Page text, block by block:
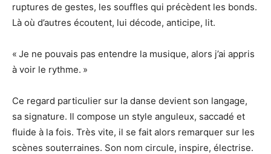
ruptures de gestes, les souffles qui précèdent les bonds.
Là où d’autres écoutent, lui décode, anticipe, lit.
« Je ne pouvais pas entendre la musique, alors j’ai appris
à voir le rythme. »
Ce regard particulier sur la danse devient son langage,
sa signature. Il compose un style anguleux, saccadé et
fluide à la fois. Très vite, il se fait alors remarquer sur les
scènes souterraines. Son nom circule, inspire, électrise.